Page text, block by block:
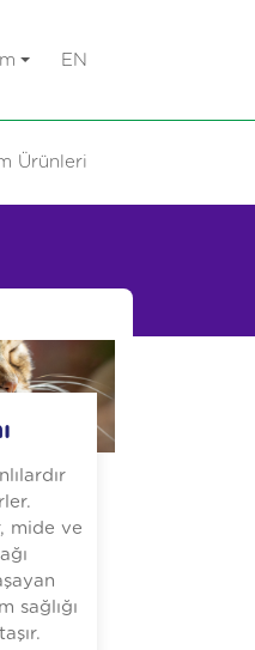
EN
Ürünleri
mide ve
sağlığı